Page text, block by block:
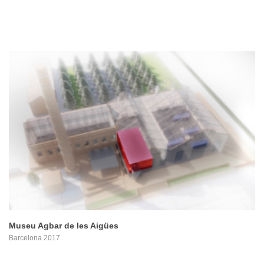
PROYECTO
Museu Agbar de les Aigües
Barcelona 2017